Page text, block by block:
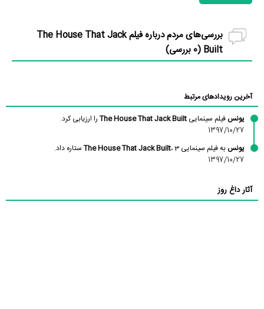
بررسی‌های مردم درباره فیلم The House That Jack
Built (
0 بررسی)
آخرین رویدادهای مرتبط
یونس فیلم سینمایی The House That Jack Built را ارزیابی کرد.
1397/10/27
یونس به فیلم سینمایی The House That Jack Built، 3 ستاره داد.
1397/10/27
آثار داغ روز